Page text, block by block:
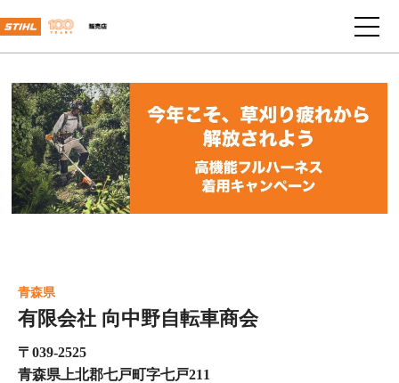
青森県
有限会社 向中野自転車商会
〒039-2525
青森県上北郡七戸町字七戸211